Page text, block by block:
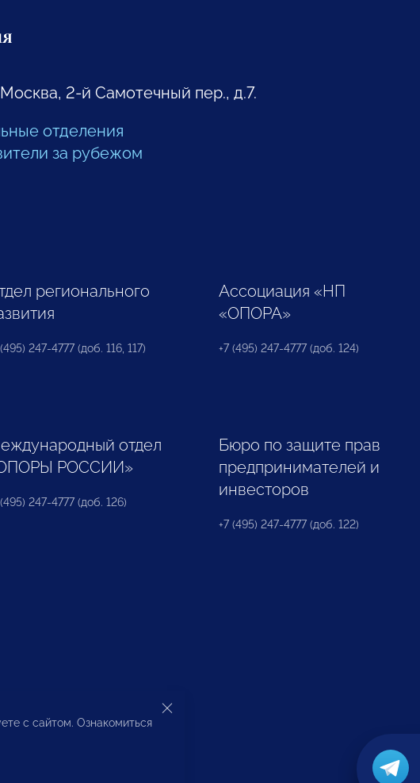
Москва, 2-й Самотечный пер., д.7.
отделения
за рубежом
регионального
247-4777 (доб. 116, 117)
Ассоциация «НП
«ОПОРА»
+7 (495) 247-4777 (доб. 124)
отдел
РОССИИ»
247-4777 (доб. 126)
Бюро по защите прав
предпринимателей и
инвесторов
+7 (495) 247-4777 (доб. 122)
с сайтом. Ознакомиться